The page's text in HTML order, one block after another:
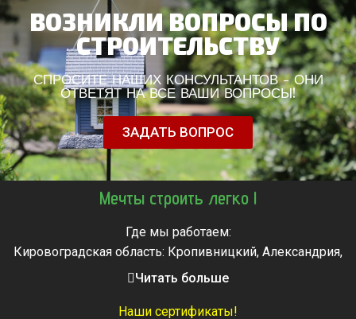
ВОЗНИКЛИ ВОПРОСЫ ПО
СТРОИТЕЛЬСТВУ
СПРОСИТЕ НАШИХ КОНСУЛЬТАНТОВ - ОНИ
ОТВЕТЯТ НА ВСЕ ВАШИ ВОПРОСЫ!
ЗАДАТЬ ВОПРОС
Мечты строить легко !
Где мы работаем:
Кировоградская область: Кропивницкий, Александрия,
Знаменка, Долинская, Новоархангельск, Светловодск
Звенигородка, Золотоноша, Каменка, Канев, Корсунь-
Читать больше
Наши сертификаты!